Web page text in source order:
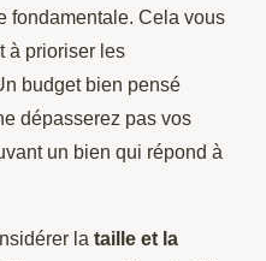
fondamentale. Cela vous
à prioriser les
budget bien pensé
dépasserez pas vos
un bien qui répond à
la taille et la